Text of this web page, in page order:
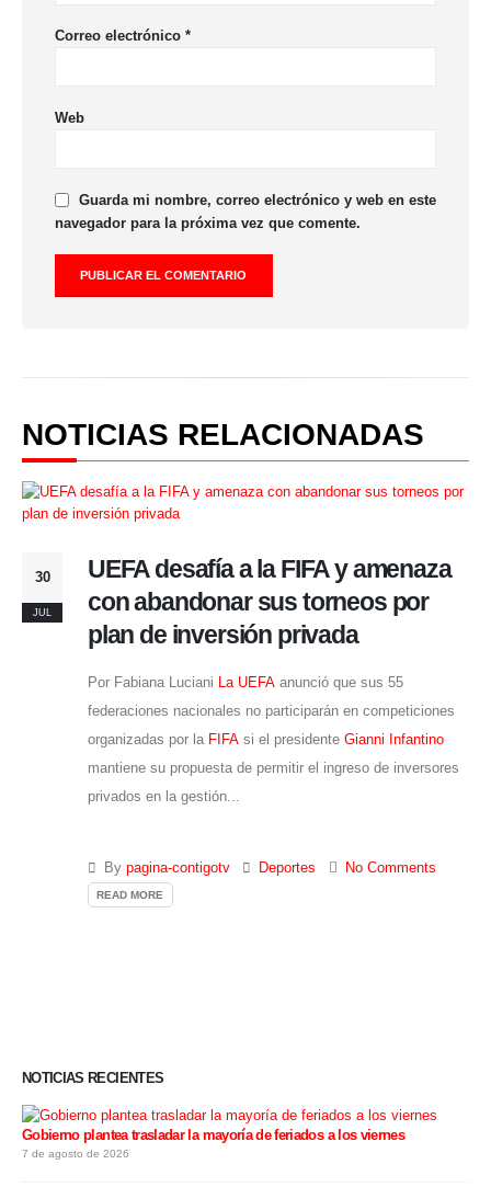
Correo electrónico *
Web
Guarda mi nombre, correo electrónico y web en este
navegador para la próxima vez que comente.
NOTICIAS RELACIONADAS
30
JUL
UEFA desafía a la FIFA y amenaza
con abandonar sus torneos por
plan de inversión privada
Por Fabiana Luciani La UEFA anunció que sus 55
federaciones nacionales no participarán en competiciones
organizadas por la FIFA si el presidente Gianni Infantino
mantiene su propuesta de permitir el ingreso de inversores
privados en la gestión...
By pagina-contigotv Deportes No Comments
READ MORE
NOTICIAS RECIENTES
Gobierno plantea trasladar la mayoría de feriados a los viernes
7 de agosto de 2026